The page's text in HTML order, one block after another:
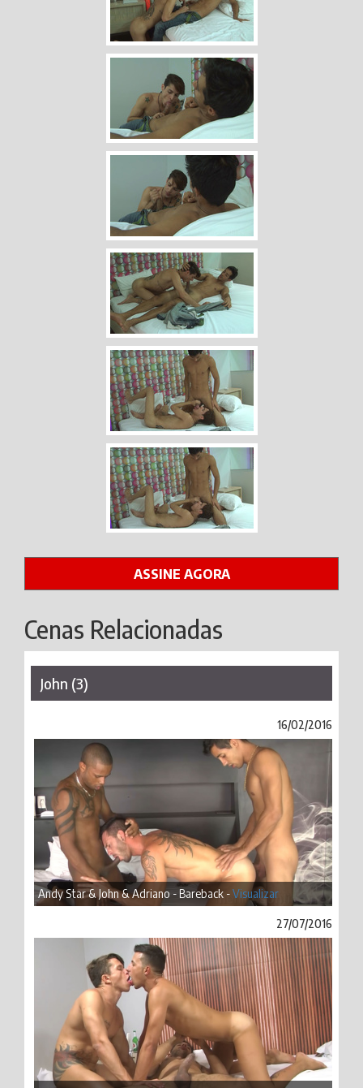
ASSINE AGORA
Cenas Relacionadas
John (3)
16/02/2016
Andy Star & John & Adriano - Bareback -Visualizar
27/07/2016